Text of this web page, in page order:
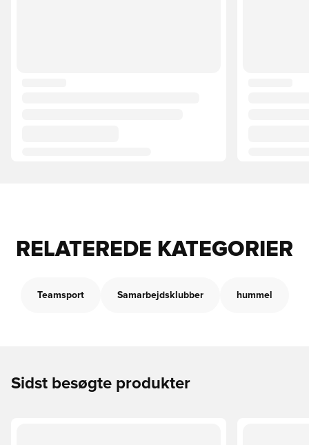
RELATEREDE KATEGORIER
Teamsport Samarbejdsklubber hummel
Sidst besøgte produkter